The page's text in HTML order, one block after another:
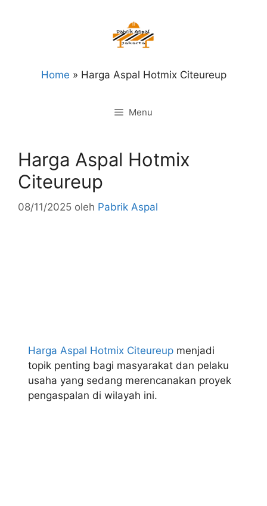
Home » Harga Aspal Hotmix Citeureup
Menu
Harga Aspal Hotmix
Citeureup
08/11/2025 oleh Pabrik Aspal
Harga Aspal Hotmix Citeureup menjadi
topik penting bagi masyarakat dan pelaku
usaha yang sedang merencanakan proyek
pengaspalan di wilayah ini.